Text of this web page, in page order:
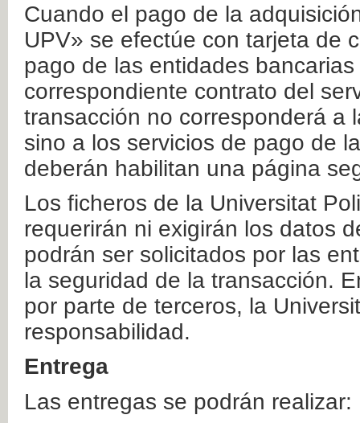
Cuando el pago de la
UPV» se efectúe con tarjeta de
pago de las entidades
correspondiente contrato del
transacción no corresponderá a
sino a los servicios de pago de
deberán habilitan una página
Los ficheros de la Universitat
requerirán ni exigirán los datos
podrán ser solicitados por las
la seguridad de la transacción.
por parte de terceros, la
responsabilidad.
Entrega
Las entregas se podrán realizar: